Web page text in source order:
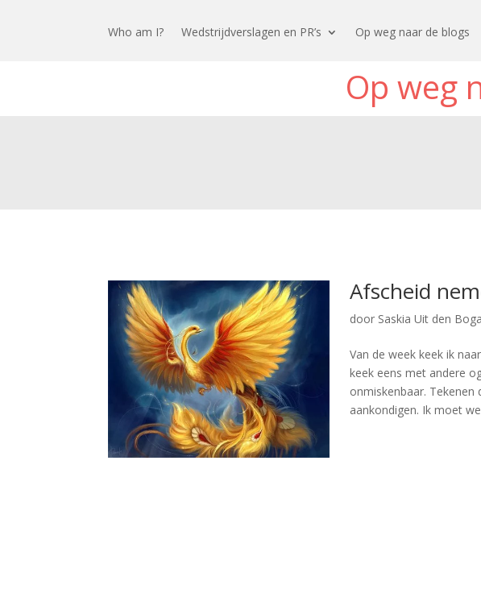
Who am I? Wedstrijdverslagen en PR’s Op weg naar de blogs
Op weg
Afscheid
door Saskia Uit den
Van de week keek ik
keek eens met andere
onmiskenbaar. Tekenen
aankondigen. Ik moet